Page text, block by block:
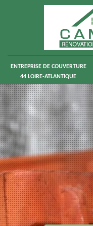
ENTREPRISE DE COUVERTURE
44 LOIRE-ATLANTIQUE